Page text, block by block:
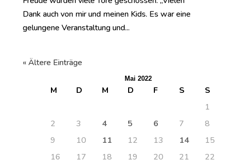
Dank auch von mir und meinen Kids. Es war eine
gelungene Veranstaltung und...
« Ältere Einträge
Mai 2022
M D M D F S
S
1
2
3 4 5 6 7
8
9
10 11 12 13 14
15
16
17 18 19 20 21
22